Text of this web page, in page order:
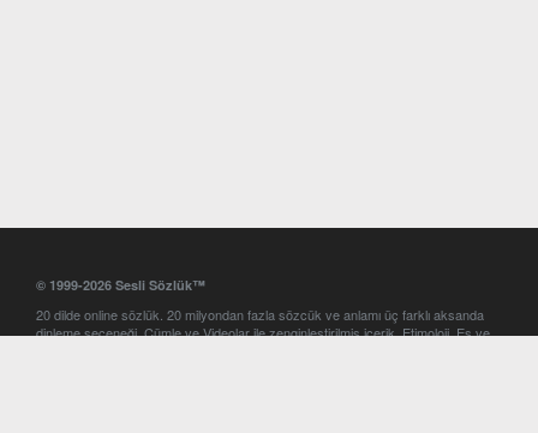
© 1999-2026 Sesli Sözlük™
20 dilde online sözlük. 20 milyondan fazla sözcük ve anlamı üç farklı aksanda
dinleme seçeneği. Cümle ve Videolar ile zenginleştirilmiş içerik. Etimoloji, Eş ve